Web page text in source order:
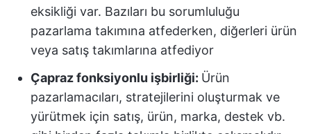
eksikliği var. Bazıları bu sorumluluğu
pazarlama takımına atfederken, diğerleri ürün
veya satış takımlarına atfediyor
Çapraz fonksiyonlu işbirliği: Ürün
pazarlamacıları, stratejilerini oluşturmak ve
yürütmek için satış, ürün, marka, destek vb.